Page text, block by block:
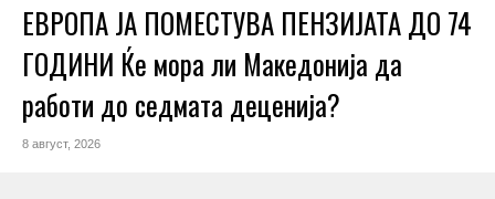
ЕВРОПА ЈА ПОМЕСТУВА ПЕНЗИЈАТА ДО 74
ГОДИНИ Ќе мора ли Македонија да
работи до седмата деценија?
8 август, 2026